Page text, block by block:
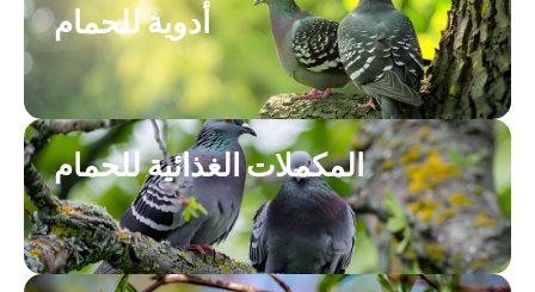
أدوية للحمام
المكملات الغذائية للحمام